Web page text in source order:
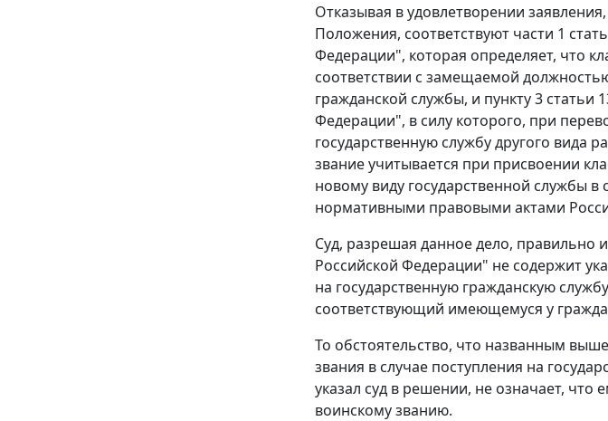
Отказывая в удовлетворении
Положения, соответствуют части 1
Федерации", которая определяет, что
соответствии с замещаемой
гражданской службы, и пункту 3
Федерации", в силу которого, при
государственную службу другого вида
звание учитывается при присвоении
новому виду государственной службы
нормативными правовыми актами
Суд, разрешая данное дело, правильно
Российской Федерации" не содержит
на государственную гражданскую
соответствующий имеющемуся у
То обстоятельство, что названным
звания в случае поступления на
указал суд в решении, не означает,
воинскому званию.